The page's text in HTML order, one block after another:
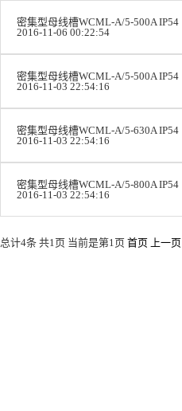
密集型母线槽WCML-A/5-500A IP54
2016-11-06 00:22:54
密集型母线槽WCML-A/5-500A IP54
2016-11-03 22:54:16
密集型母线槽WCML-A/5-630A IP54
2016-11-03 22:54:16
密集型母线槽WCML-A/5-800A IP54
2016-11-03 22:54:16
总计4条 共1页 当前是第1页 首页 上一页